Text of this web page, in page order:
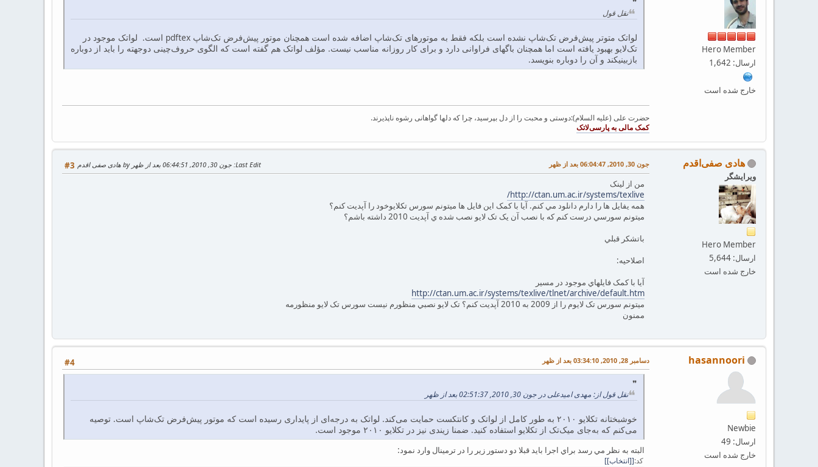
Hero Member
ارسال: 1,642
خارج شده است
نقل قول
لواتک متوتر پیش‌فرض تک‌شاپ نشده است بلکه فقط به موتورهای تک‌شاپ اضافه شده است همچنان موتور پیش‌فرض تک‌شاپ pdftex است. لواتک موجود در
تک‌لایو بهبود یافته است اما همچنان باگهای فراوانی دارد و برای کار روزانه مناسب نیست. مؤلف لواتک هم گفته است که الگوی حروف‌چینی دوجهته را باید از دوباره
بازبینیکند و آن را دوباره بنویسد.
حضرت علی (علیه السلام):دوستی و محبت را از دل بپرسید، چرا که دلها گواهانی رشوه ناپذیرند.
هادی صفی‌اقدم
ویرایشگر
Hero Member
ارسال: 5,644
خارج شده است
#3 جون 30, 2010, 06:04:47 بعد از ظهر Last Edit: جون 30, 2010, 06:44:51 بعد از ظهر by هادی صفی اقدم
من از لينک
http://ctan.um.ac.ir/systems/texlive/
همه يفايل ها را دارم دانلود مي کنم. آيا با کمک اين فايل ها ميتونم سورس تکلايوخود را آپديت کنم؟
ميتونم سورسي درست کنم که با نصب آن يک تک لايو نصب شده ي آپديت 2010 داشته باشم؟
باتشکر قبلي
اصلاحيه:
آيا با کمک فايلهاي موجود در مسير
http://ctan.um.ac.ir/systems/texlive/tlnet/archive/default.htm
ميتونم سورس تک لايوم را از 2009 به 2010 آپديت کنم؟ تک لايو نصبي منظورم نيست سورس تک لايو منظورمه
ممنون
hasannoori
Newbie
ارسال: 49
خارج شده است
#4 دسامبر 28, 2010, 03:34:10 بعد از ظهر
نقل قول از: مهدی امیدعلی در جون 30, 2010, 02:51:37 بعد از ظهر
خوشبختانه تکلایو ۲۰۱۰ به طور کامل از لواتک و کانتکست حمایت می‌کند. لواتک به درجه‌ای از پایداری رسیده است که موتور پیش‌فرض تک‌شاپ است. توصیه
می‌کنم که به‌جای میک‌تک از تکلایو استفاده کنید. ضمنا زیندی نیز در تکلایو ۲۰۱۰ موجود است.
البته به نظر مي رسد براي اجرا بايد قبلا دو دستور زير را در ترمينال وارد نمود:
کد [انتخاب]